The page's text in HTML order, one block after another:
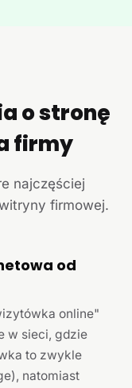
o stronę
firmy
najczęściej
firmowej.
od
online"
w sieci, gdzie
to zwykle
natomiast